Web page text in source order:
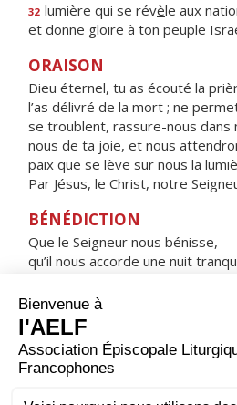
32 lumière qui se révèle aux
et donne gloire à ton peuple
ORAISON
Dieu éternel, tu as écouté la
l’as délivré de la mort ; ne
se troublent, rassure-nous dans
nous de ta joie, et nous
paix que se lève sur nous la
Par Jésus, le Christ, notre
BÉNÉDICTION
Que le Seigneur nous bénisse,
qu’il nous accorde une nuit
HYMNE : HEUREUSE ES-TU,
Heureuse es-tu, Vierge Marie !
Par toi, le salut est entré dans le
Comblée de gloire, tu te réjouis